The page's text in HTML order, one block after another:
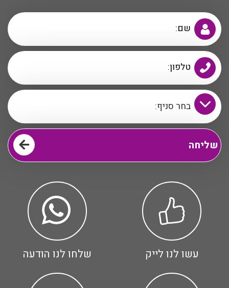
עשו לנו לייק שלחו לנו הודעה